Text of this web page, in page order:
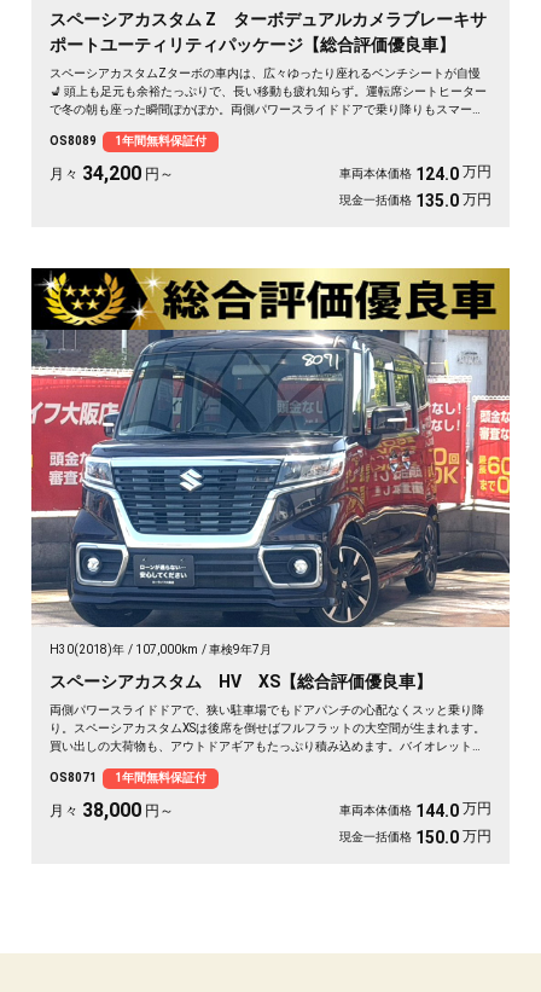
スペーシアカスタム Z ターボデュアルカメラブレーキサ
ポートユーティリティパッケージ【総合評価優良車】
スペーシアカスタムZターボの車内は、広々ゆったり座れるベンチシートが自慢
💺 頭上も足元も余裕たっぷりで、長い移動も疲れ知らず。運転席シートヒーター
で冬の朝も座った瞬間ぽかぽか。両側パワースライドドアで乗り降りもスマー
の遠出に、心地よい空間が待っています🎵 快適な毎日をこの一台から。《1年保
証付》で安心のカーライフを👍✨
OS8089 1年間無料保証付
月々 34,200 円～ 車両本体価格 124.0 万円
現金一括価格 135.0 万円
H30(2018)年 107,000km 車検9年7月
スペーシアカスタム HV XS【総合評価優良車】
両側パワースライドドアで、狭い駐車場でもドアパンチの心配なくスッと乗り降
り。スペーシアカスタムXSは後席を倒せばフルフラットの大空間が生まれます。
買い出しの大荷物も、アウトドアギアもたっぷり積み込めます。バイオレットの
クテーブルで、長距離移動も快適に過ごせます。休日の遠出が待ち遠しくなりま
すよ。安心してお乗りいただける《1年保証付》です🚗✨💺🙌😊
OS8071 1年間無料保証付
月々 38,000 円～ 車両本体価格 144.0 万円
現金一括価格 150.0 万円